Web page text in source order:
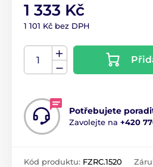
1 333 Kč
1 101 Kč bez DPH
Potřebujete
Zavolejte na +420
Kód produktu: FZRC.1520